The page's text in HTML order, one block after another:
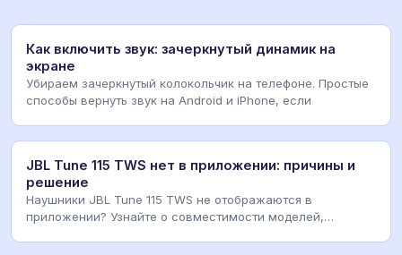
Как включить звук: зачеркнутый динамик на
экране
Убираем зачеркнутый колокольчик на телефоне. Простые
способы вернуть звук на Android и iPhone, если
JBL Tune 115 TWS нет в приложении: причины и
решение
Наушники JBL Tune 115 TWS не отображаются в
приложении? Узнайте о совместимости моделей,